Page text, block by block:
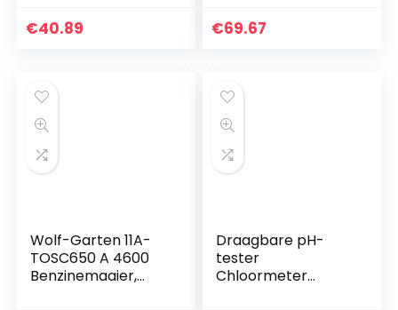
Piscina de Cloro
€40.89 €69.67
Wolf-Garten 11A-
TOSC650 A 4600
Benzinemaaier,
Draagbare pH-
tester
Chloormeter